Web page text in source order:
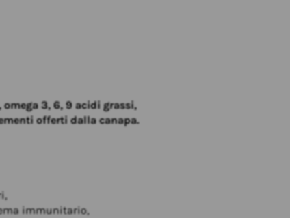
3, 6, 9 acidi grassi,
offerti dalla canapa.
immunitario,